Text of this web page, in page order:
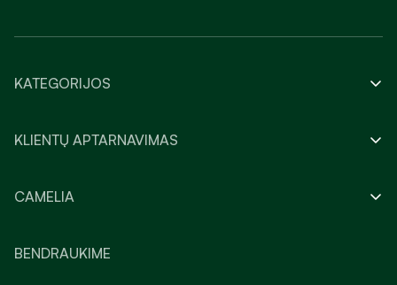
KATEGORIJOS
KLIENTŲ APTARNAVIMAS
CAMELIA
BENDRAUKIME